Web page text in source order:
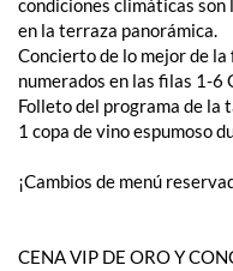
condiciones climáticas son
en la terraza panorámica.
Concierto de lo mejor de
numerados en las filas 1-6
Folleto del programa de la
1 copa de vino espumoso
¡Cambios de menú
CENA VIP DE ORO Y